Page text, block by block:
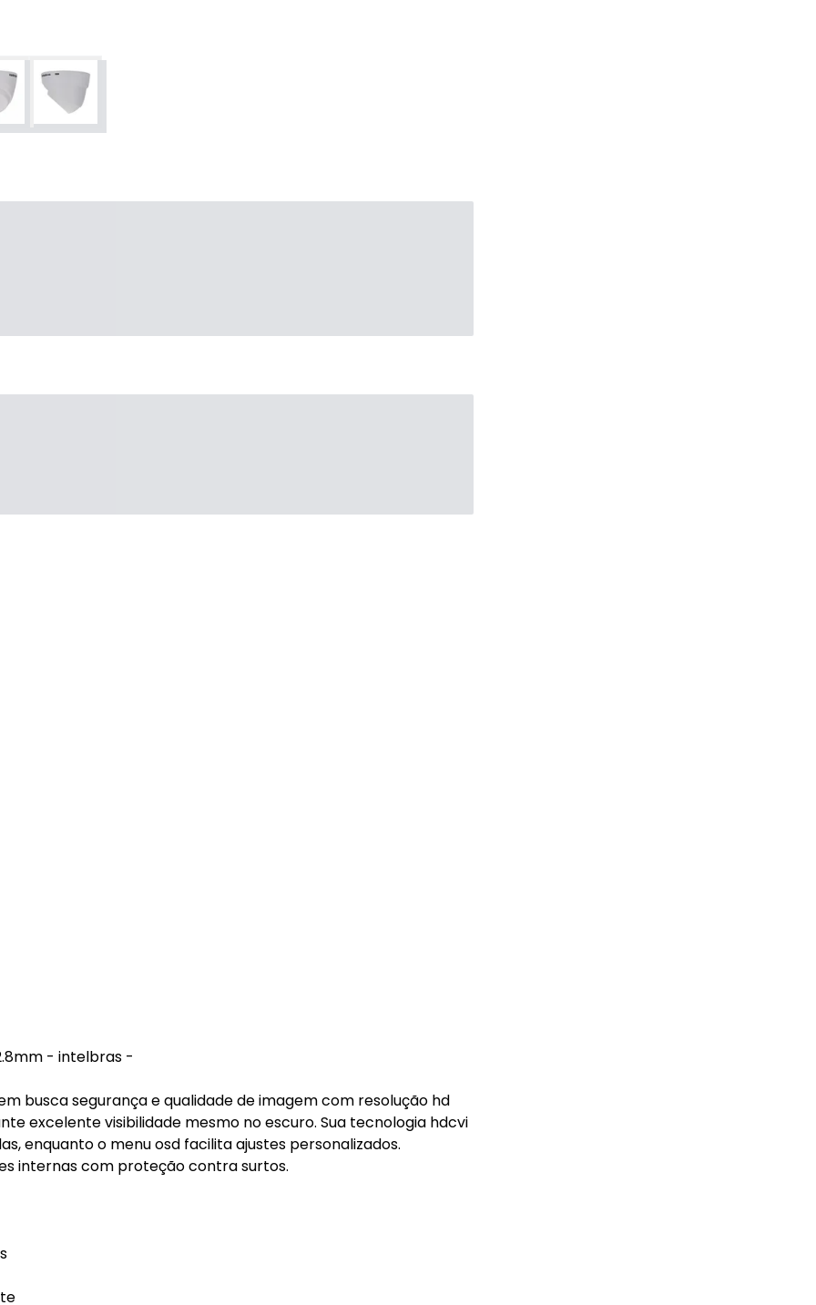
- intelbras -
busca segurança e qualidade de imagem com resolução hd
excelente visibilidade mesmo no escuro. Sua tecnologia hdcvi
enquanto o menu osd facilita ajustes personalizados.
internas com proteção contra surtos.